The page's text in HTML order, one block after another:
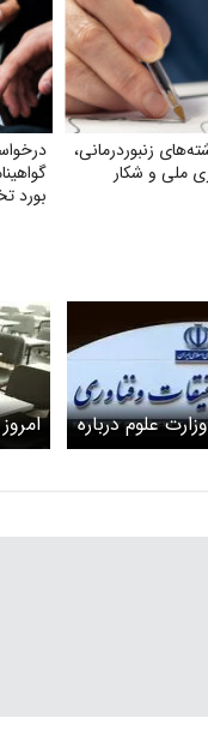
زنبوردرمانی،
ملی و شکار
بورد
علوم درباره
/
خبر